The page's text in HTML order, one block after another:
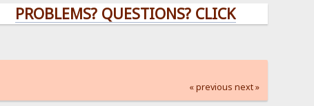
PROBLEMS? QUESTIONS? CLICK HERE!
« previous next »